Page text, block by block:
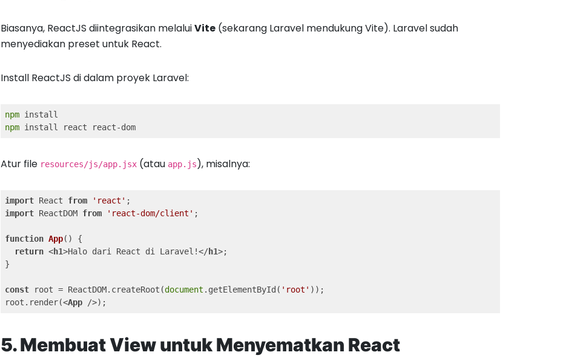
Biasanya, ReactJS diintegrasikan melaluiVite (sekarang Laravel mendukung Vite). Laravel sudah
menyediakan preset untuk React.
Install ReactJS di dalam proyek Laravel:
npm
npm install react react-dom
Atur file resources/js/app.jsx (atau app.js), misalnya:
import React from 'react'
import ReactDOM from 'react-dom/client' ;
function App( ) {
return <h1>Halo dari React di Laravel!</h1>;
}
const root = ReactDOM.createRoot(document .getElementById( 'root' ));
root.render(<App />);
5. Membuat View untuk Menyematkan React